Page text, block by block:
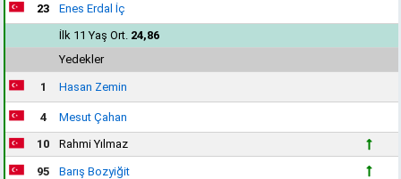
23
Enes Erdal İç
İlk 11 Yaş Ort. 24,86
Yedekler
1 Hasan Zemin
4
Mesut Çahan
10
Rahmi Yılmaz
95 Barış Bozyiğit